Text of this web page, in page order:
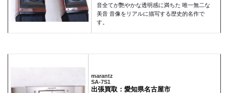
音全てが艷やかな透明感に満ちた 唯一無二な
美音 音像をリアルに描写する歴史的名作で
す。
marantz
SA-7S1
出張買取：愛知県名古屋市